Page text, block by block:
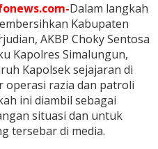
Dalam langkah
Kabupaten
AKBP Choky Sentosa
Kapolres Simalungun,
Kapolsek sejajaran di
operasi razia dan patroli
ini diambil sebagai
situasi dan untuk
tersebar di media.